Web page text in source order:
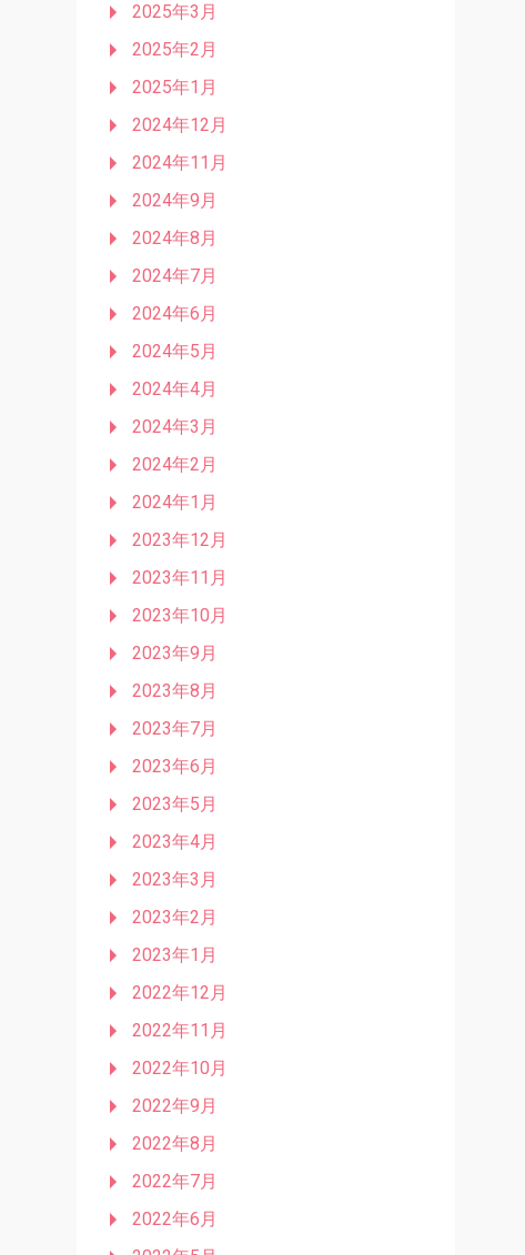
2025年3月
2025年2月
2025年1月
2024年12月
2024年11月
2024年9月
2024年8月
2024年7月
2024年6月
2024年5月
2024年4月
2024年3月
2024年2月
2024年1月
2023年12月
2023年11月
2023年10月
2023年9月
2023年8月
2023年7月
2023年6月
2023年5月
2023年4月
2023年3月
2023年2月
2023年1月
2022年12月
2022年11月
2022年10月
2022年9月
2022年8月
2022年7月
2022年6月